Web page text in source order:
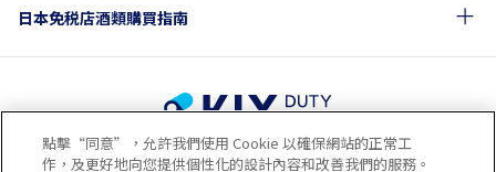
日本免税店酒類購買指南
使用條款 隱私政策 Cookie政策
點擊“同意”，允許我們使用 Cookie 以確保網站的正常工
作，及更好地向您提供個性化的設計內容和改善我們的服務。